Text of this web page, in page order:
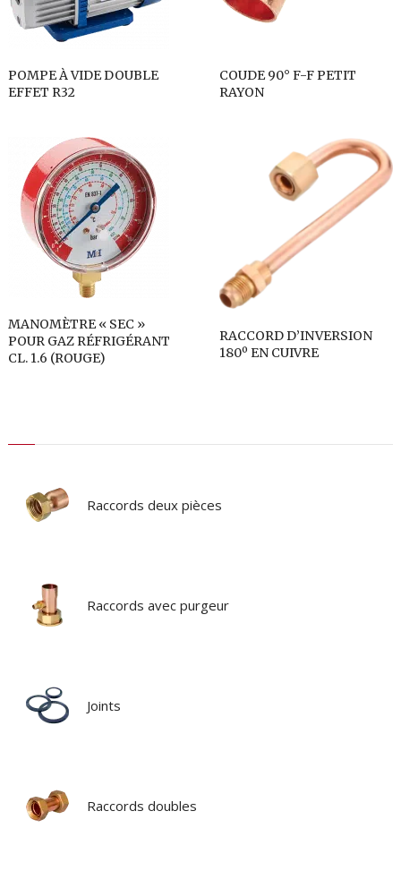
POMPE À VIDE DOUBLE
EFFET R32
COUDE 90° F-F PETIT
RAYON
MANOMÈTRE « SEC »
POUR GAZ RÉFRIGÉRANT
CL. 1.6 (ROUGE)
RACCORD D’INVERSION
180º EN CUIVRE
Raccords deux pièces
Raccords avec purgeur
Joints
Raccords doubles